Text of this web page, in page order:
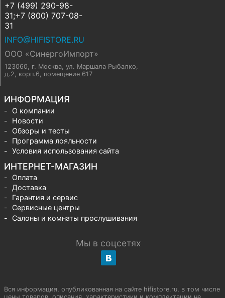
+7 (499) 290-98-
31;+7 (800) 707-08-
31
INFO@HIFISTORE.RU
ООО «СинергоИмпорт»
123060, г. Москва, ул. Маршала Рыбалко,
д.2, корп.6, помещение 617
ИНФОРМАЦИЯ
О компании
Новости
Обзоры и тесты
Программа лояльности
Условия использования сайта
ИНТЕРНЕТ-МАГАЗИН
Оплата
Доставка
Гарантия и сервис
Сервисные центры
Салоны и комнаты прослушивания
Мы в соцсетях
Вся информация, опубликованная на сайте hifistore.ru, в том числе